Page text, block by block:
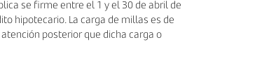
se firme entre el 1 y el 30 de abril de
hipotecario. La carga de millas es de
posterior que dicha carga o